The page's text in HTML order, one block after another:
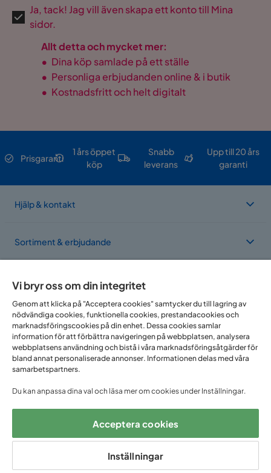
Ja, tack! Jag vill även skapa ett konto till Mina
sidor.
Allt detta och mycket mer:
• Dina köp samlade på ett ställe
• Personliga erbjudanden online & i butik
• Kostnadsfritt och helt digitalt
Prisgaranti
1 års öppet
köp
Snabb
leverans
Upp till 20 års
garanti
Hjälp & kontakt
Sortiment & erbjudande
Om Trademax
Vi finns i flera länder
Följ oss på:
Vi bryr oss om din integritet
Genom att klicka på "Acceptera cookies" samtycker du till lagring av
nödvändiga cookies, funktionella cookies, prestandacookies och
marknadsföringscookies på din enhet. Dessa cookies samlar
information för att förbättra navigeringen på webbplatsen, analysera
webbplatsens användning och bistå i våra marknadsföringsåtgärder för
bland annat personaliserade annonser. Informationen delas med våra
samarbetspartners.
Du kan anpassa dina val och läsa mer om cookies under Inställningar.
Acceptera cookies
Inställningar